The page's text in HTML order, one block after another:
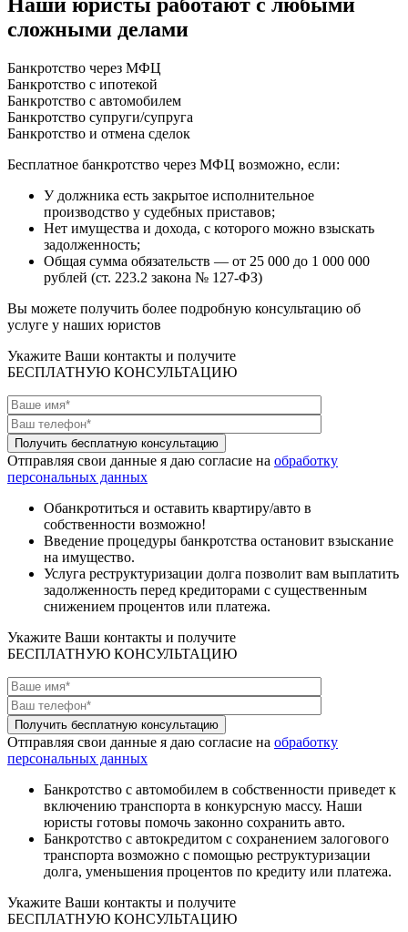
сложными делами
Банкротство через МФЦ
Банкротство с ипотекой
Банкротство с автомобилем
Банкротство супруги/супруга
Банкротство и отмена сделок
Бесплатное банкротство через МФЦ возможно, если:
У должника есть закрытое исполнительное
производство у судебных приставов;
Нет имущества и дохода, с которого можно взыскать
задолженность;
Общая сумма обязательств — от 25 000 до 1 000 000
рублей (ст. 223.2 закона № 127-ФЗ)
Вы можете получить более подробную консультацию об
услуге у наших юристов
Укажите Ваши контакты и получите
БЕСПЛАТНУЮ КОНСУЛЬТАЦИЮ
Отправляя свои данные я даю согласие на обработку
персональных данных
Обанкротиться и оставить квартиру/авто в
собственности возможно!
Введение процедуры банкротства остановит взыскание
на имущество.
Услуга реструктуризации долга позволит вам выплатить
задолженность перед кредиторами с существенным
снижением процентов или платежа.
Укажите Ваши контакты и получите
БЕСПЛАТНУЮ КОНСУЛЬТАЦИЮ
Отправляя свои данные я даю согласие на обработку
персональных данных
Банкротство с автомобилем в собственности приведет к
включению транспорта в конкурсную массу. Наши
юристы готовы помочь законно сохранить авто.
Банкротство с автокредитом с сохранением залогового
транспорта возможно с помощью реструктуризации
долга, уменьшения процентов по кредиту или платежа.
Укажите Ваши контакты и получите
БЕСПЛАТНУЮ КОНСУЛЬТАЦИЮ